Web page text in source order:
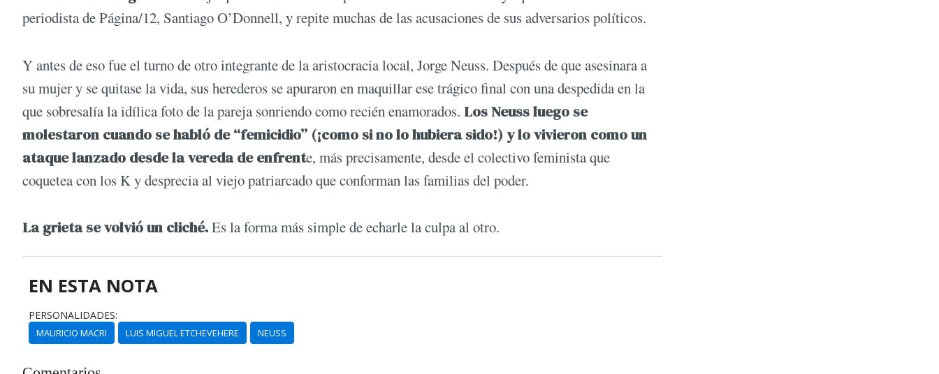
periodista de Página/12, Santiago O’Donnell, y repite muchas de las acusaciones de sus adversarios políticos.
Y antes de eso fue el turno de otro integrante de la aristocracia local, Jorge Neuss. Después de que asesinara a
su mujer y se quitase la vida, sus herederos se apuraron en maquillar ese trágico final con una despedida en la
que sobresalía la idílica foto de la pareja sonriendo como recién enamorados. Los Neuss luego se
molestaron cuando se habló de “femicidio” (¡como si no lo hubiera sido!) y lo vivieron como un
ataque lanzado desde la vereda de enfrente, más precisamente, desde el colectivo feminista que
coquetea con los K y desprecia al viejo patriarcado que conforman las familias del poder.
La grieta se volvió un cliché.Es la forma más simple de echarle la culpa al otro.
EN ESTA NOTA
PERSONALIDADES:
MAURICIO MACRI LUIS MIGUEL ETCHEVEHERE NEUSS